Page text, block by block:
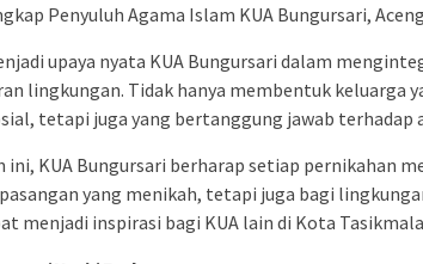
Penyuluh Agama Islam KUA Bungursari,
upaya nyata KUA Bungursari dalam
lingkungan. Tidak hanya membentuk keluarga
tetapi juga yang bertanggung jawab terhadap
ini, KUA Bungursari berharap setiap pernikahan
yang menikah, tetapi juga bagi
menjadi inspirasi bagi KUA lain di Kota